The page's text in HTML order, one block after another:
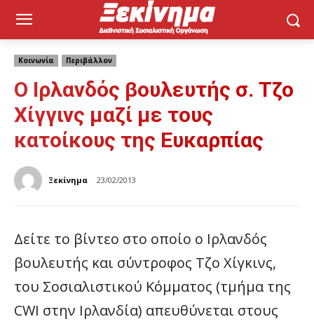
Κοινωνία Περιβάλλον
Ο Ιρλανδός βουλευτής σ. Τζο
Χίγγινς μαζί με τους
κατοίκους της Ευκαρπίας
Ξεκίνημα 23/02/2013
Δείτε το βίντεο στο οποίο ο Ιρλανδός
βουλευτής και σύντροφος Τζο Χίγκινς,
του Σοσιαλιστικού Κόμματος (τμήμα της
CWI στην Ιρλανδία) απευθύνεται στους